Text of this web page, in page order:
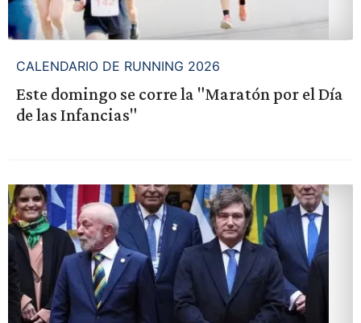
CALENDARIO DE RUNNING 2026
Este domingo se corre la "Maratón por el Día
de las Infancias"